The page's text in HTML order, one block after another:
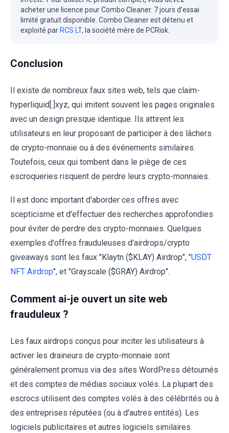
acheter une licence pour Combo Cleaner. 7 jours d’essai
limité gratuit disponible. Combo Cleaner est détenu et
exploité par RCS LT, la société mère de PCRisk.
Conclusion
Il existe de nombreux faux sites web, tels que claim-
hyperliquid[.]xyz, qui imitent souvent les pages originales
avec un design presque identique. Ils attirent les
utilisateurs en leur proposant de participer à des lâchers
de crypto-monnaie ou à des événements similaires.
Toutefois, ceux qui tombent dans le piège de ces
escroqueries risquent de perdre leurs crypto-monnaies.
Il est donc important d'aborder ces offres avec
scepticisme et d'effectuer des recherches approfondies
pour éviter de perdre des crypto-monnaies. Quelques
exemples d'offres frauduleuses d'airdrops/crypto
giveaways sont les faux "Klaytn ($KLAY) Airdrop", "USDT
NFT Airdrop", et "Grayscale ($GRAY) Airdrop".
Comment ai-je ouvert un site web
frauduleux ?
Les faux airdrops conçus pour inciter les utilisateurs à
activer les draineurs de crypto-monnaie sont
généralement promus via des sites WordPress détournés
et des comptes de médias sociaux volés. La plupart des
escrocs utilisent des comptes volés à des célébrités ou à
des entreprises réputées (ou à d'autres entités). Les
logiciels publicitaires et autres logiciels similaires